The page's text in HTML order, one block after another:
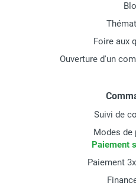
Foire aux
Ouverture d'un
Suivi de
Modes de
Paiement
Paiement